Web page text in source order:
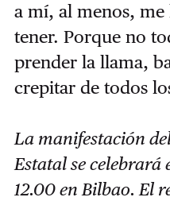
a mí, al menos, me
tener. Porque no
prender la llama,
crepitar de todos
La manifestación
Estatal se celebrará
12.00 en Bilbao. El